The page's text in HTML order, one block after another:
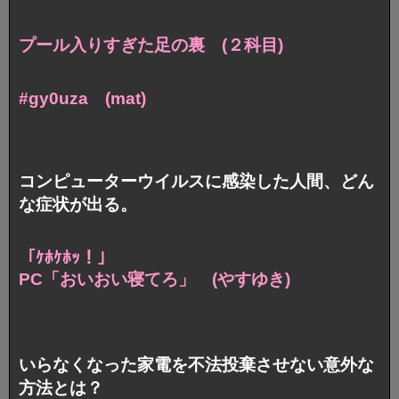
プール入りすぎた足の裏 (２科目)
#gy0uza (mat)
コンピューターウイルスに感染した人間、どん
な症状が出る。
「ｹﾎｹﾎｯ！」
PC「おいおい寝てろ」 (やすゆき)
いらなくなった家電を不法投棄させない意外な
方法とは？